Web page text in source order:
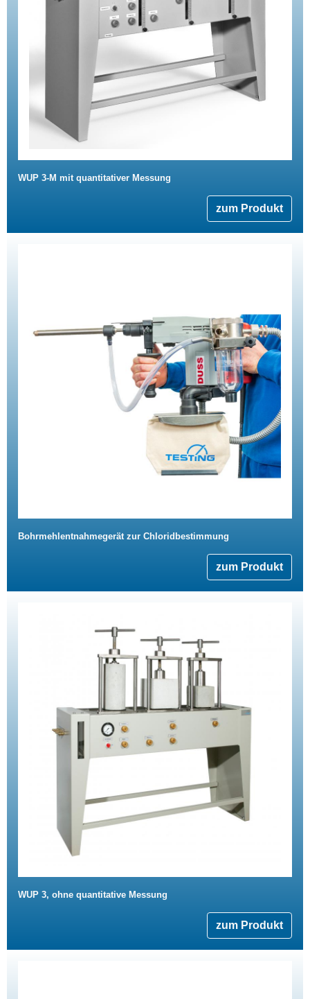
WUP 3-M mit quantitativer Messung
zum Produkt
Bohrmehlentnahmegerät zur Chloridbestimmung
zum Produkt
WUP 3, ohne quantitative Messung
zum Produkt